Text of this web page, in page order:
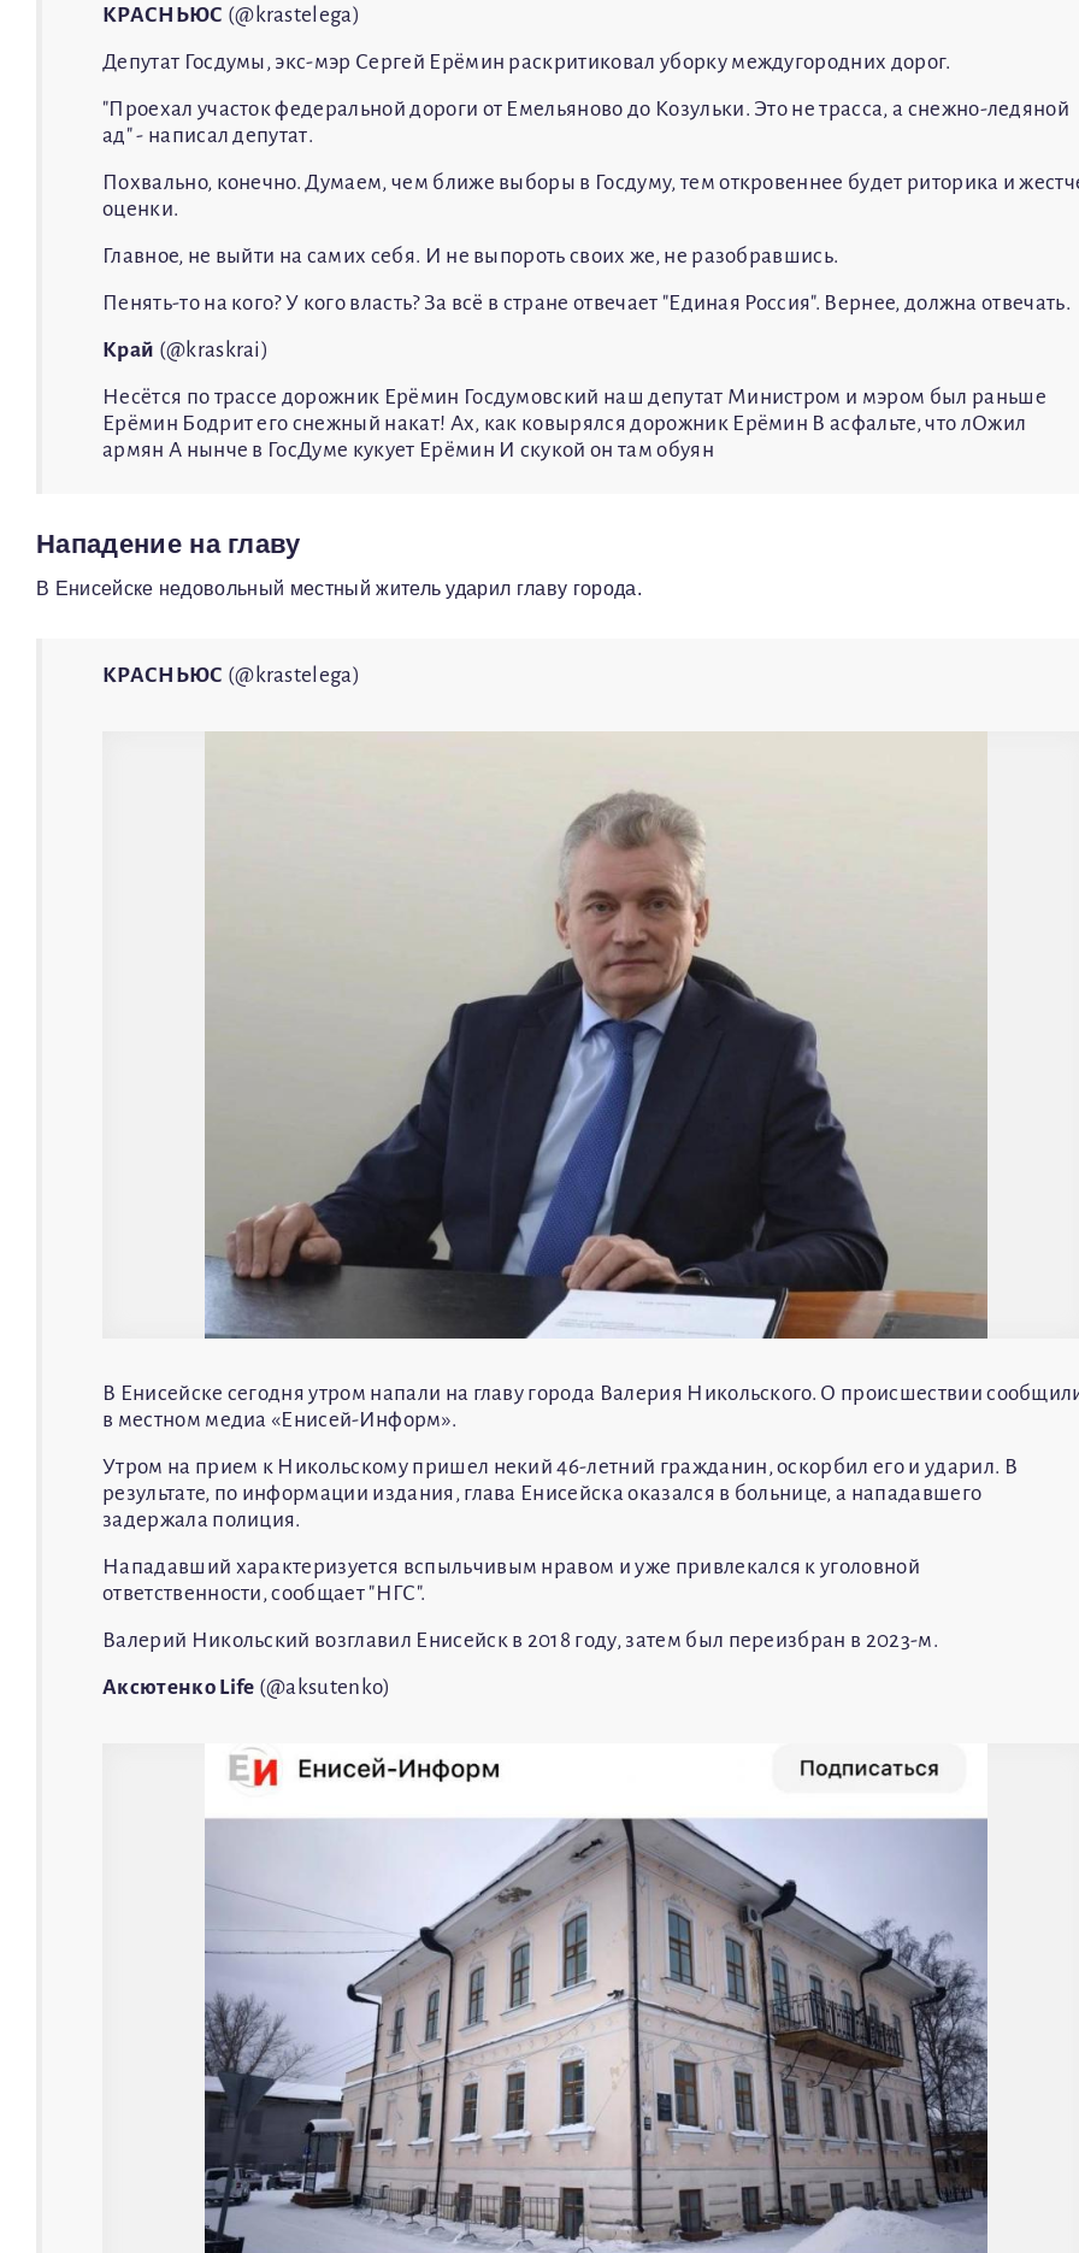
КРАСНЬЮС (@krastelega)
Депутат Госдумы, экс-мэр Сергей Ерёмин раскритиковал уборку междугородних дорог.
"Проехал участок федеральной дороги от Емельяново до Козульки. Это не трасса, а снежно-ледяной
ад" - написал депутат.
Похвально, конечно. Думаем, чем ближе выборы в Госдуму, тем откровеннее будет риторика и
оценки.
Главное, не выйти на самих себя. И не выпороть своих же, не разобравшись.
Пенять-то на кого? У кого власть? За всë в стране отвечает "Единая Россия". Вернее, должна отвечать.
Край (@kraskrai)
Несётся по трассе дорожник Ерёмин Госдумовский наш депутат Министром и мэром был раньше
Ерёмин Бодрит его снежный накат! Ах, как ковырялся дорожник Ерёмин В асфальте, что лОжил
армян А нынче в ГосДуме кукует Ерёмин И скукой он там обуян
Нападение на главу
В Енисейске недовольный местный житель ударил главу города.
КРАСНЬЮС (@krastelega)
В Енисейске сегодня утром напали на главу города Валерия Никольского. О происшествии
в местном медиа «Енисей-Информ».
Утром на прием к Никольскому пришел некий 46-летний гражданин, оскорбил его и ударил. В
результате, по информации издания, глава Енисейска оказался в больнице, а нападавшего
задержала полиция.
Нападавший характеризуется вспыльчивым нравом и уже привлекался к уголовной
ответственности, сообщает "НГС".
Валерий Никольский возглавил Енисейск в 2018 году, затем был переизбран в 2023-м.
Аксютенко Life (@aksutenko)